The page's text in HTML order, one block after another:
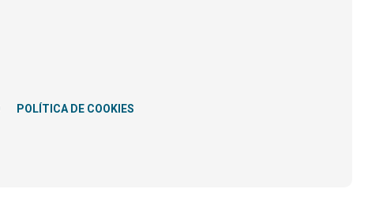
POLÍTICA DE COOKIES